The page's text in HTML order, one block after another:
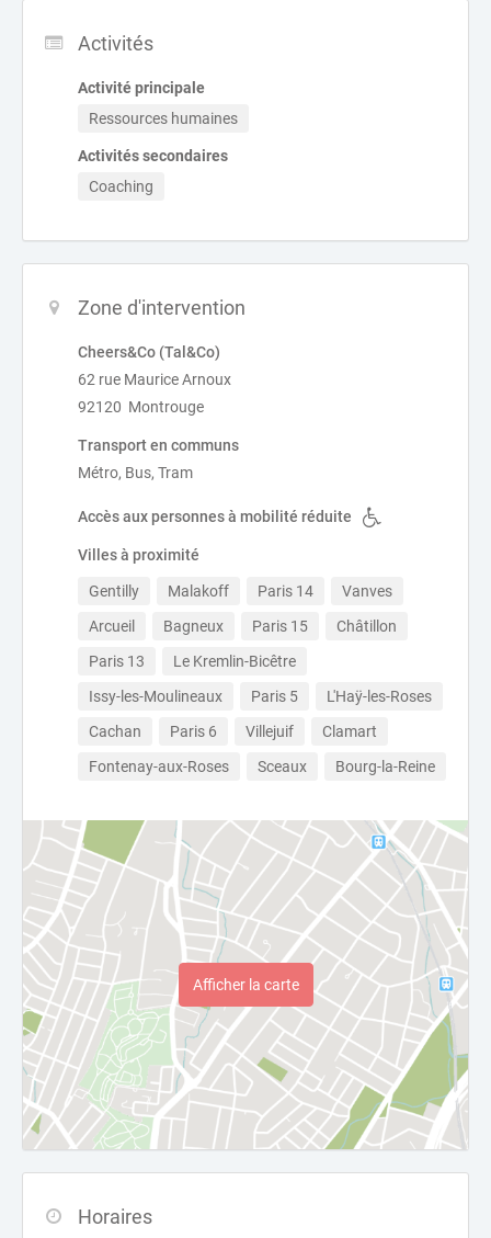
Activités
Activité principale
Ressources humaines
Activités secondaires
Coaching
Zone d'intervention
Cheers&Co (Tal&Co)
62 rue Maurice Arnoux
92120 Montrouge
Transport en communs
Métro, Bus, Tram
Accès aux personnes à mobilité réduite
Villes à proximité
Gentilly Malakoff Paris 14
Vanves
Arcueil
Bagneux Paris 15
Châtillon
Paris 13
Le Kremlin-Bicêtre
Issy-les-Moulineaux
Paris 5
L'Haÿ-les-Roses
Cachan
Paris 6 Villejuif
Clamart
Fontenay-aux-Roses
Sceaux Bourg-la-Reine
Afficher la carte
Horaires